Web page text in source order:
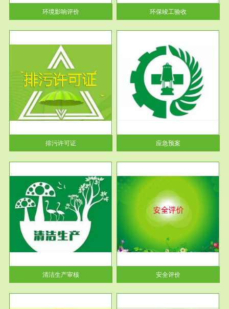
环境影响评价
告书、...
环保竣工验收
排污许可证
服务范围
应急预案
根据《中华人民共和国环境保护
法》第十九条 企业事业单位应
当按照...
应急预案
清洁生产审核
服务范围
安全评价
安全评价安全评价目的是查找、
分析和预测工程、系统、生产经
营活...
安全评价